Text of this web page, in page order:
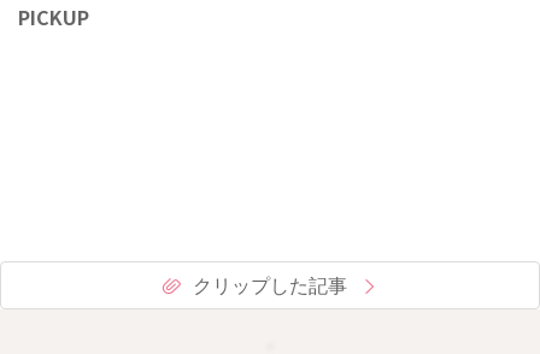
PICKUP
クリップした記事